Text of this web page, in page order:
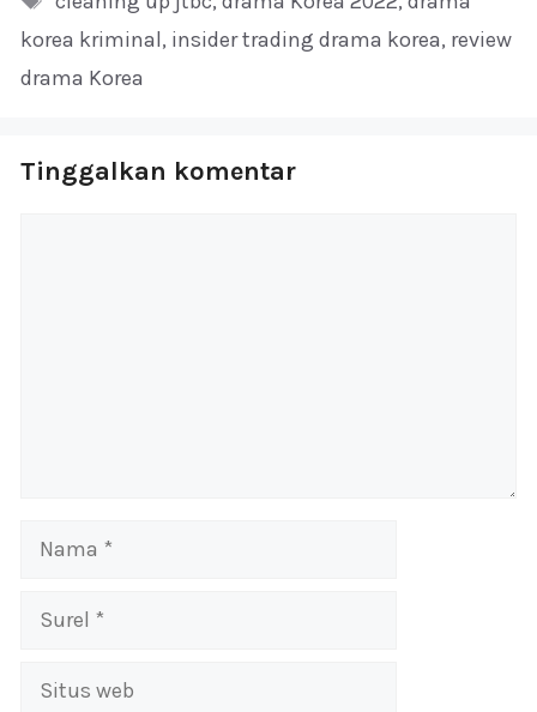
korea kriminal, insider trading drama korea, review
drama Korea
Tinggalkan komentar
Nama
Surel
Situs